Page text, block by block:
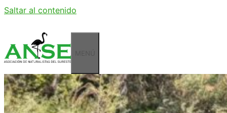
Saltar al contenido